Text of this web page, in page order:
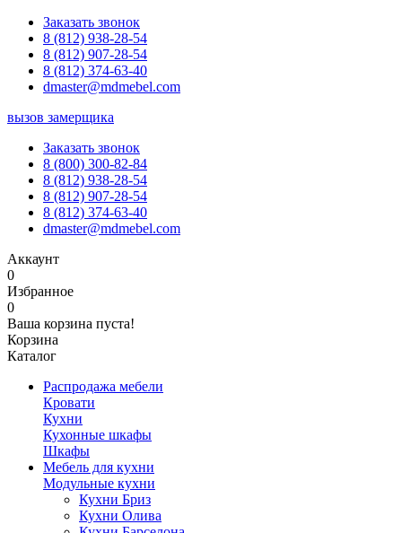
Заказать звонок
8 (812) 938-28-54
8 (812) 907-28-54
8 (812) 374-63-40
dmaster@mdmebel.com
вызов замерщика
Заказать звонок
8 (800) 300-82-84
8 (812) 938-28-54
8 (812) 907-28-54
8 (812) 374-63-40
dmaster@mdmebel.com
Аккаунт
0
Избранное
0
Ваша корзина пуста!
Корзина
Каталог
Распродажа мебели
Кровати
Кухни
Кухонные шкафы
Шкафы
Мебель для кухни
Модульные кухни
Кухни Бриз
Кухни Олива